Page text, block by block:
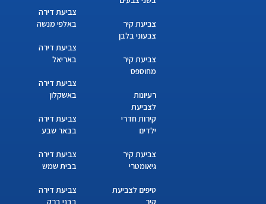
צביעת קיר
צבעוני בלבן
צביעת קיר
מחוספס
רעיונות
לצביעת
קירות חדרי
ילדים
צביעת קיר
גיאומטרי
טיפים לצביעת
קיר
צביעת דירה
באלפי מנשה
צביעת דירה
באריאל
צביעת דירה
באשקלון
צביעת דירה
בבאר שבע
צביעת דירה
בבית שמש
צביעת דירה
בבני ברק